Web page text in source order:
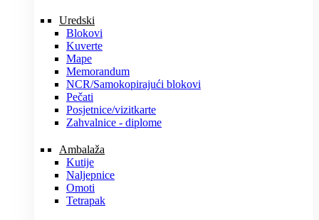
Uredski
Blokovi
Kuverte
Mape
Memorandum
NCR/Samokopirajući blokovi
Pečati
Posjetnice/vizitkarte
Zahvalnice - diplome
Ambalaža
Kutije
Naljepnice
Omoti
Tetrapak